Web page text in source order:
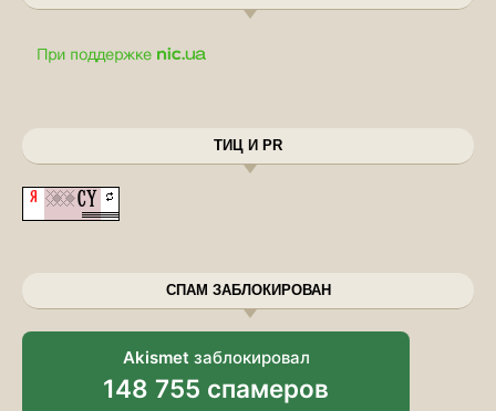
ТИЦ И PR
СПАМ ЗАБЛОКИРОВАН
Akismet заблокировал
148 755 спамеров